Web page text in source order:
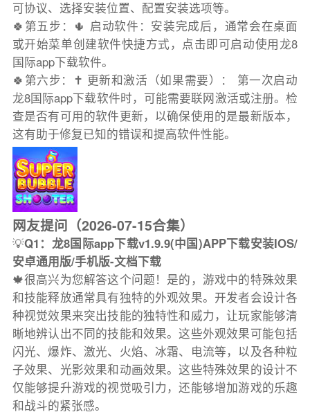
可协议、选择安装位置、配置安装选项等。
🍀第五步：🌵 启动软件：安装完成后，通常会在桌面
或开始菜单创建软件快捷方式，点击即可启动使用龙8
国际app下载软件。
🍀第六步：✝️ 更新和激活（如果需要）： 第一次启动
龙8国际app下载软件时，可能需要联网激活或注册。检
查是否有可用的软件更新，以确保使用的是最新版本，
这有助于修复已知的错误和提高软件性能。
网友提问（2026-07-15合集）
💡Q1：龙8国际app下载v1.9.9(中国)APP下载安装IOS/
安卓通用版/手机版-文档下载
🍁很高兴为您解答这个问题！是的，游戏中的特殊效果
和技能释放通常具有独特的外观效果。开发者会设计各
种视觉效果来突出技能的独特性和威力，让玩家能够清
晰地辨认出不同的技能和效果。这些外观效果可能包括
闪光、爆炸、激光、火焰、冰霜、电流等，以及各种粒
子效果、光影效果和动画效果。这些特殊效果的设计不
仅能够提升游戏的视觉吸引力，还能够增加游戏的乐趣
和战斗的紧张感。